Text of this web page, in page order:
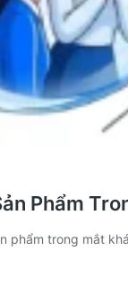
Phẩm
phẩm trong mắt